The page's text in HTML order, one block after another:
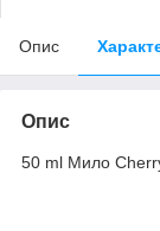
Опис
Опис
50 ml Мило